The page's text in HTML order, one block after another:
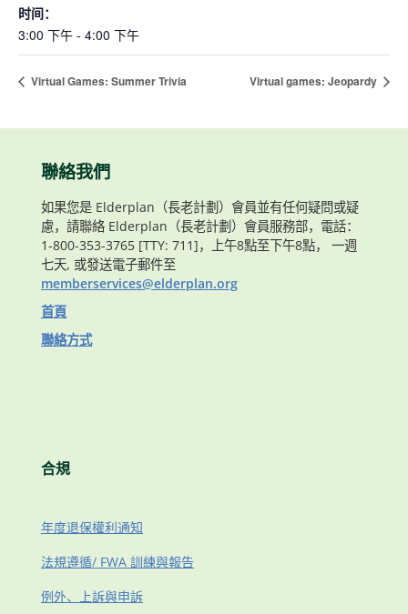
时间：
3:00 下午 - 4:00 下午
Virtual Games: Summer Trivia Virtual games: Jeopardy
聯絡我們
如果您是 Elderplan（長老計劃）會員並有任何疑問或疑
慮，請聯絡 Elderplan（長老計劃）會員服務部，電話：
1-800-353-3765 [TTY: 711]，上午8點至下午8點， 一週
七天, 或發送電子郵件至
memberservices@elderplan.org
首頁
聯絡方式
合規
年度退保權利通知
法規遵循/ FWA 訓練與報告
例外、上訴與申訴